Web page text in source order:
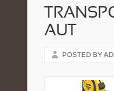
AUT
POSTED BY